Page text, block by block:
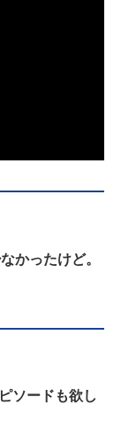
かったけど。
ソードも欲し